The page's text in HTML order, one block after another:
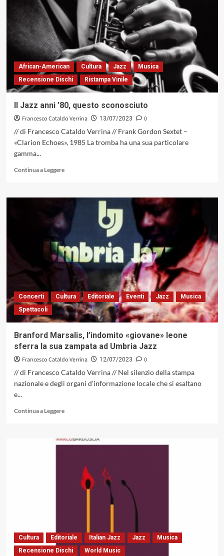
Borgiallo
Blues
Festival
African-American Cultura Jazz
Musica
Recensione Dischi
Ristampa Vinile
Il Jazz anni ’80, questo sconosciuto
Francesco Cataldo Verrina 13/07/2023
0
// di Francesco Cataldo Verrina // Frank Gordon Sextet –
«Clarion Echoes», 1985 La tromba ha una sua particolare
gamma...
Continua a LeggereLeggi
su
anni
’80,
questo
sconosciuto
Concerti Cultura Editoriale Eventi Jazz
Musica
Spettacoli
Branford Marsalis, l’indomito «giovane» leone
sferra la sua zampata ad Umbria Jazz
Francesco Cataldo Verrina 12/07/2023
0
// di Francesco Cataldo Verrina // Nel silenzio della stampa
nazionale e degli organi d'informazione locale che si esaltano
e...
Continua a LeggereLeggi
su
Branford
l’indomito
«giovane»
ad
Umbria
Jazz
Cultura Editoriale Italian Jazz Jazz
Musica
Recensione Dischi
World Music